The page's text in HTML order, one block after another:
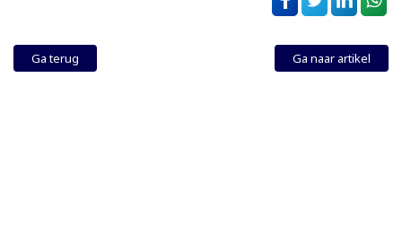
Ga terug Ga naar artikel